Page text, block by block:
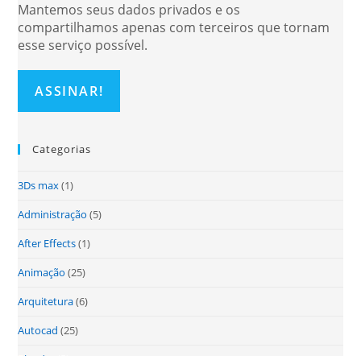
Mantemos seus dados privados e os
compartilhamos apenas com terceiros que tornam
esse serviço possível.
Categorias
3Ds max(1)
Administração (5)
After Effects(1)
Animação (25)
Arquitetura(6)
Autocad (25)